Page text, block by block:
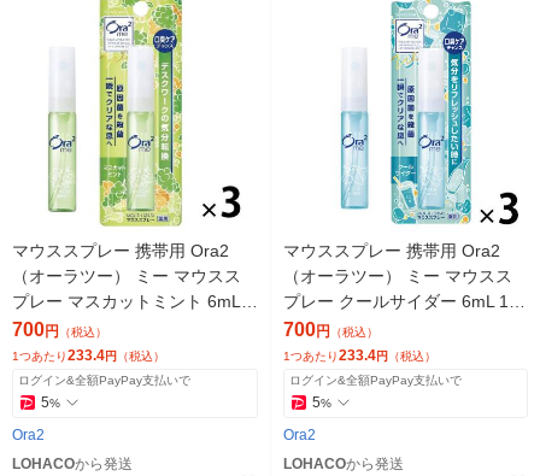
マウススプレー 携帯用 Ora2
（オーラツー） ミー マウスス
プレー マスカットミント 6mL 1
セット（3本）サンスター 口臭
トラベル
700円
（税込）
1つあたり233.4円 （税込）
ログイン&全額PayPay支払いで
5%
Ora2
LOHACOから発送
マウススプレー 携帯用 Ora2
（オーラツー） ミー マウスス
プレー クールサイダー 6mL 1セ
ット（3本）サンスター 口臭 ト
ラベル
700円
（税込）
1つあたり233.4円 （税込）
ログイン&全額PayPay支払いで
5%
Ora2
LOHACOから発送